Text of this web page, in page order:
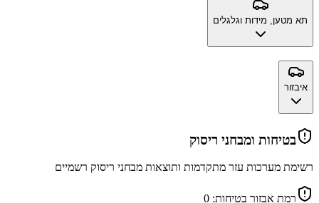
תא מטען, מידות וגלגלים
איבזור
בטיחות ומבחני ריסוק
רשימת מערכות עזר מתקדמות ותוצאות מבחני ריסוק רשמיים
רמת אבזור בטיחות: 0